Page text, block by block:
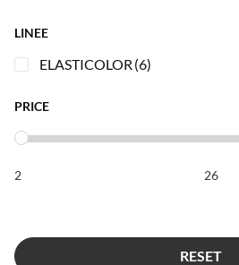
LINEE
ELASTICOLOR (6)
PRICE
RESET